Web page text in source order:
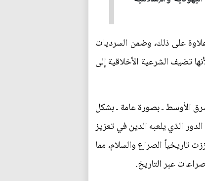
على ذلك، وضمن السرديات
تضيف الشرعية الأخلاقية إلى
الأوسط ـ بصورة عامة ـ بشكل
2001. وقد أثيرت أسئلة مهمة بشأن الدور الذي يلعبه الدين في تعزيز
تاريخياً الصراع والسلام، مما
عبر التاريخ.